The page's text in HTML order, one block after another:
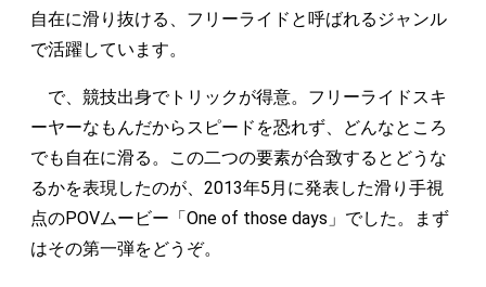
自在に滑り抜ける、フリーライドと呼ばれるジャンル
で活躍しています。
で、競技出身でトリックが得意。フリーライドスキ
ーヤーなもんだからスピードを恐れず、どんなところ
でも自在に滑る。この二つの要素が合致するとどうな
るかを表現したのが、2013年5月に発表した滑り手視
点のPOVムービー「One of those days」でした。まず
はその第一弾をどうぞ。